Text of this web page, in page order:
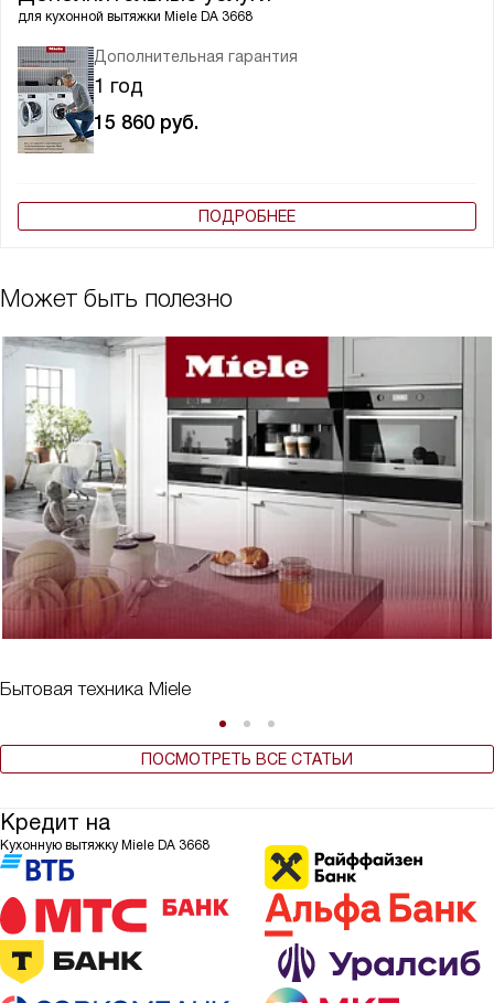
для кухонной вытяжки Miele DA 3668
Дополнительная гарантия
1 год
15 860 руб.
ПОДРОБНЕЕ
Может быть полезно
Бытовая техника Miele
ПОСМОТРЕТЬ ВСЕ СТАТЬИ
Кредит на
Кухонную вытяжку Miele DA 3668